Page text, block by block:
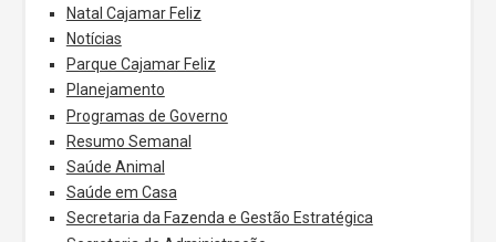
Natal Cajamar Feliz
Notícias
Parque Cajamar Feliz
Planejamento
Programas de Governo
Resumo Semanal
Saúde Animal
Saúde em Casa
Secretaria da Fazenda e Gestão Estratégica